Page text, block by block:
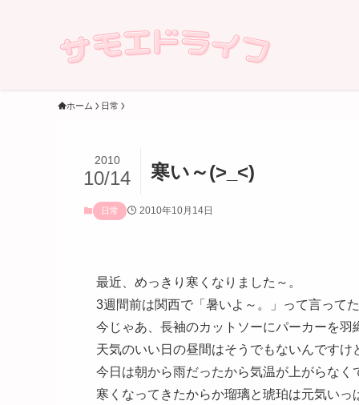
ホーム 日常
寒い～(>_<)
2010
10/14
日常 2010年10月14日
最近、めっきり寒くなりました～。
3週間前は関西で「暑いよ～。」って言ってた
今じゃあ、長袖のカットソーにパーカーを羽
天気のいい日の昼間はそうでもないんですけ
今日は朝から雨だったから気温が上がらなく
寒くなってきたからか瑠璃と琥珀は元気いっ